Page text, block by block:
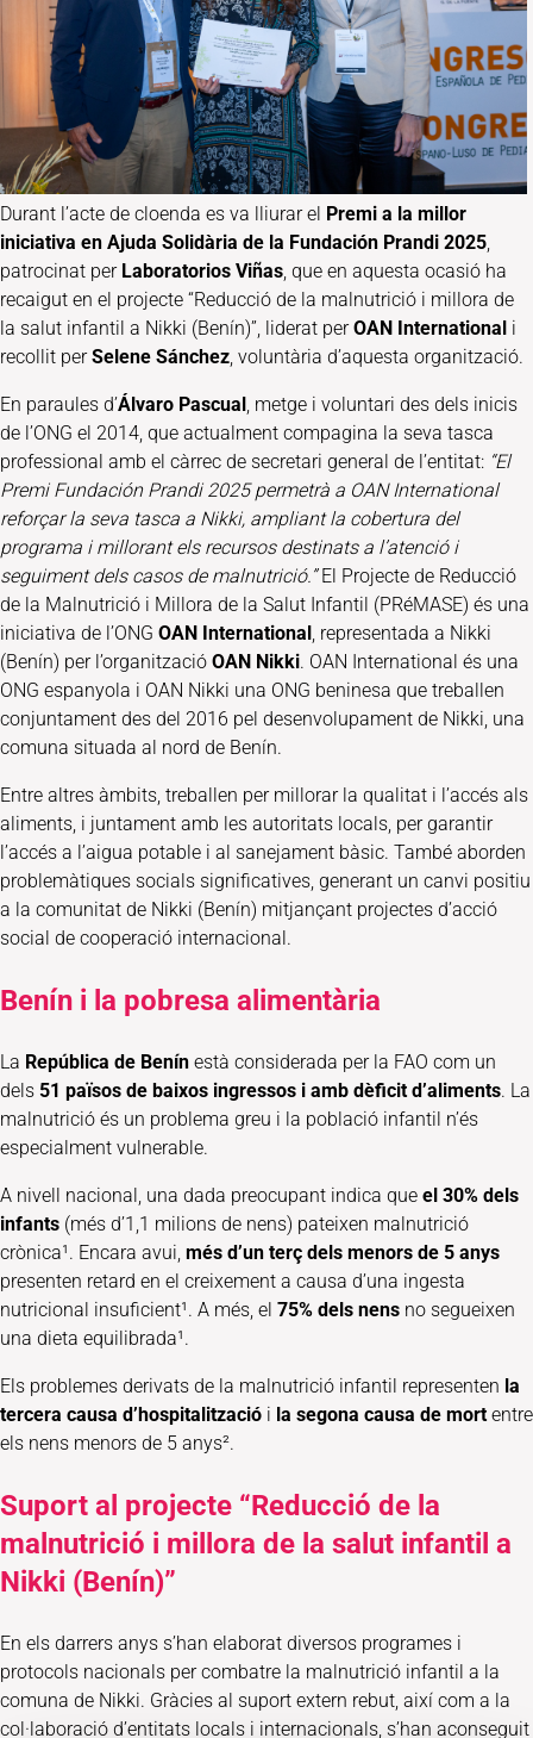
Durant l’acte de cloenda es va lliurar el Premi a la millor
iniciativa en Ajuda Solidària de la Fundación Prandi 2025
patrocinat per Laboratorios Viñas , que en aquesta ocasió ha
recaigut en el projecte “Reducció de la malnutrició i millora de
la salut infantil a Nikki (Benín)”, liderat perOAN International i
recollit perSelene Sánchez , voluntària d’aquesta organització.
En paraules d’Álvaro Pascual , metge i voluntari des dels inicis
de l’ONG el 2014, que actualment compagina la seva tasca
professional amb el càrrec de secretari general de l’entitat: “El
Premi Fundación Prandi 2025 permetrà a OAN International
reforçar la seva tasca a Nikki, ampliant la cobertura del
programa i millorant els recursos destinats a l’atenció i
seguiment dels casos de malnutrició.”El Projecte de Reducció
de la Malnutrició i Millora de la Salut Infantil (PRéMASE) és una
iniciativa de l’ONG OAN International , representada a Nikki
(Benín) per l’organització OAN Nikki. OAN International és una
ONG espanyola i OAN Nikki una ONG beninesa que treballen
conjuntament des del 2016 pel desenvolupament de Nikki, una
comuna situada al nord de Benín.
Entre altres àmbits, treballen per millorar la qualitat i l’accés als
aliments, i juntament amb les autoritats locals, per garantir
l’accés a l’aigua potable i al sanejament bàsic. També aborden
problemàtiques socials significatives, generant un canvi positiu
a la comunitat de Nikki (Benín) mitjançant projectes d’acció
social de cooperació internacional.
Benín i la pobresa alimentària
La República de Benín està considerada per la FAO com un
dels 51 països de baixos ingressos i amb dèficit d’aliments. La
malnutrició és un problema greu i la població infantil n’és
especialment vulnerable.
A nivell nacional, una dada preocupant indica que el 30% dels
infants (més d’1,1 milions de nens) pateixen malnutrició
crònica¹. Encara avui, més d’un terç dels menors de 5 anys
presenten retard en el creixement a causa d’una ingesta
nutricional insuficient¹. A més, el 75% dels nens no segueixen
una dieta equilibrada¹.
Els problemes derivats de la malnutrició infantil representen la
tercera causa d’hospitalització i la segona causa de mortentre
els nens menors de 5 anys².
Suport al projecte “Reducció de la
malnutrició i millora de la salut infantil a
Nikki (Benín)”
En els darrers anys s’han elaborat diversos programes i
protocols nacionals per combatre la malnutrició infantil a la
comuna de Nikki. Gràcies al suport extern rebut, així com a la
col·laboració d’entitats locals i internacionals, s’han aconseguit